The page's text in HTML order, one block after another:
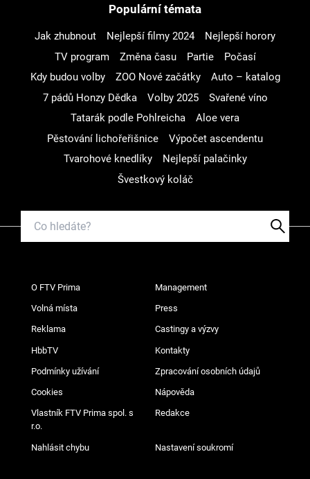
Populární témata
Jak zhubnout Nejlepší filmy 2024
Nejlepší horory
TV program
Změna času Partie
Počasí
Kdy budou volby
ZOO Nové začátky
Auto – katalog
7 pádů Honzy Dědka
Volby 2025
Svařené víno
Tatarák podle Pohlreicha
Aloe vera
Pěstování lichořeřišnice
Výpočet ascendentu
Tvarohové knedlíky
Nejlepší palačinky
Švestkový koláč
O FTV Prima Management
Volná místa Press
Reklama Castingy a výzvy
HbbTV Kontakty
Podmínky užívání Zpracování osobních údajů
Cookies Nápověda
Vlastník FTV Prima spol. s
r.o.
Redakce
Nahlásit chybu Nastavení soukromí